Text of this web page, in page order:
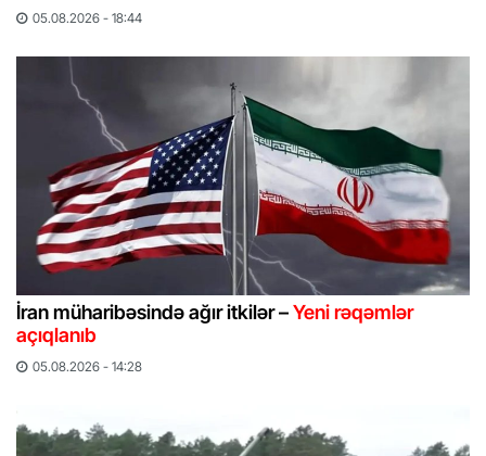
05.08.2026 - 18:44
İran müharibəsində ağır itkilər –Yeni rəqəmlər
açıqlanıb
05.08.2026 - 14:28